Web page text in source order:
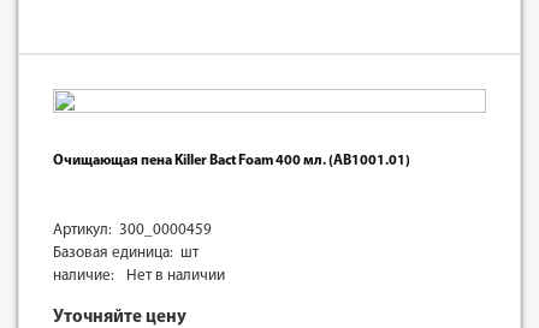
Очищающая пена Killer Bact Foam 400 мл. (AB1001.01)
Артикул: 300_0000459
Базовая единица: шт
наличие:
Нет в наличии
Уточняйте цену